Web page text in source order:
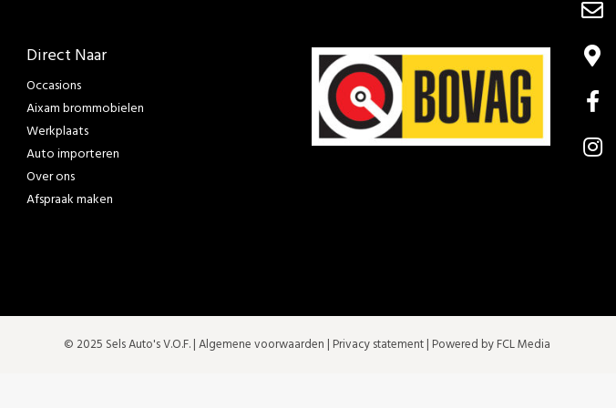
Direct Naar
Occasions
Aixam brommobielen
Werkplaats
Auto importeren
Over ons
Afspraak maken
© 2025 Sels Auto's V.O.F. |Algemene voorwaarden | Privacy statement| Powered by FCL Media